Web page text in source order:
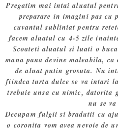
Pregatim mai intai aluatul
preparare in imagini pas cu
cuvantul subliniat pentru
facem aluatul cu 4-5 zile
Scoateti aluatul si luati o
mana pana devine maleabila,
de aluat putin grosuta. Nu
fiindca turta dulce se va intari
trebuie unsa cu nimic,
nu se
Decupam fulgii si bradutii cu
o coronita vom avea nevoie de